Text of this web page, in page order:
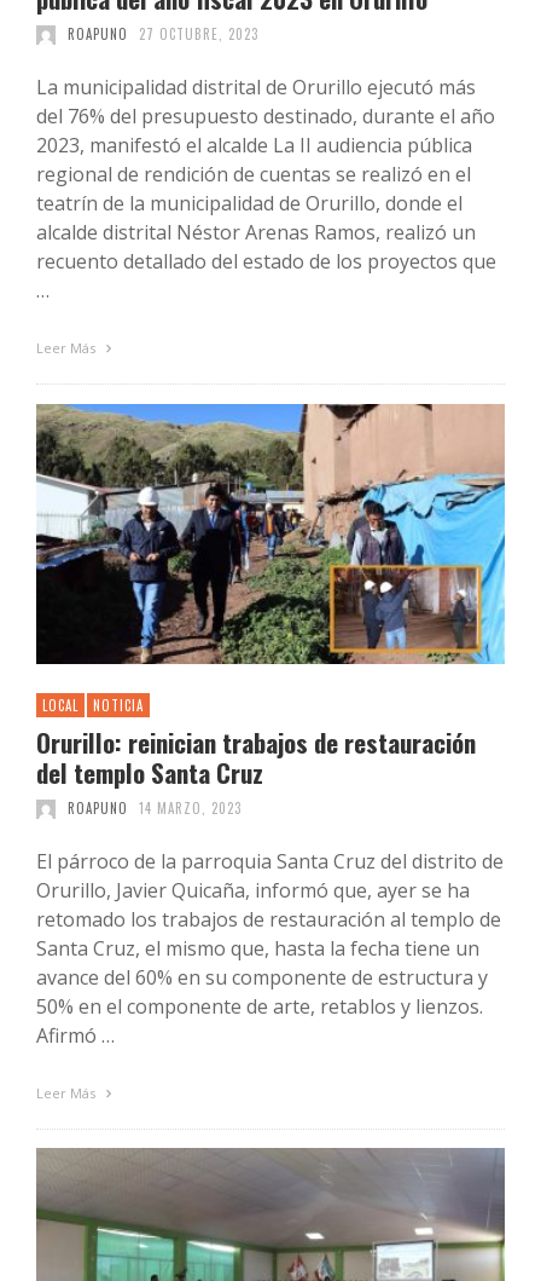
ROAPUNO 27 OCTUBRE, 2023
La municipalidad distrital de Orurillo ejecutó más
del 76% del presupuesto destinado, durante el año
2023, manifestó el alcalde La II audiencia pública
regional de rendición de cuentas se realizó en el
teatrín de la municipalidad de Orurillo, donde el
alcalde distrital Néstor Arenas Ramos, realizó un
recuento detallado del estado de los proyectos que
…
Leer Más
LOCAL NOTICIA
Orurillo: reinician trabajos de restauración
del templo Santa Cruz
ROAPUNO 14 MARZO, 2023
El párroco de la parroquia Santa Cruz del distrito de
Orurillo, Javier Quicaña, informó que, ayer se ha
retomado los trabajos de restauración al templo de
Santa Cruz, el mismo que, hasta la fecha tiene un
avance del 60% en su componente de estructura y
50% en el componente de arte, retablos y lienzos.
Afirmó …
Leer Más